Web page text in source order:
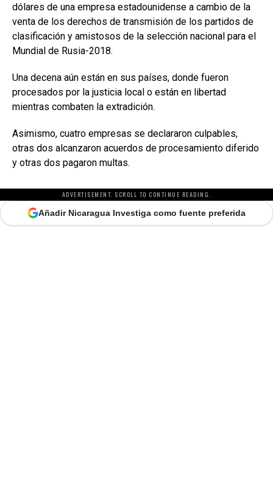
dólares de una empresa estadounidense a cambio de la
venta de los derechos de transmisión de los partidos de
clasificación y amistosos de la selección nacional para el
Mundial de Rusia-2018.
Una decena aún están en sus países, donde fueron
procesados por la justicia local o están en libertad
mientras combaten la extradición.
Asimismo, cuatro empresas se declararon culpables,
otras dos alcanzaron acuerdos de procesamiento diferido
y otras dos pagaron multas.
ADVERTISEMENT. SCROLL TO CONTINUE READING.
Añadir Nicaragua Investiga como fuente preferida